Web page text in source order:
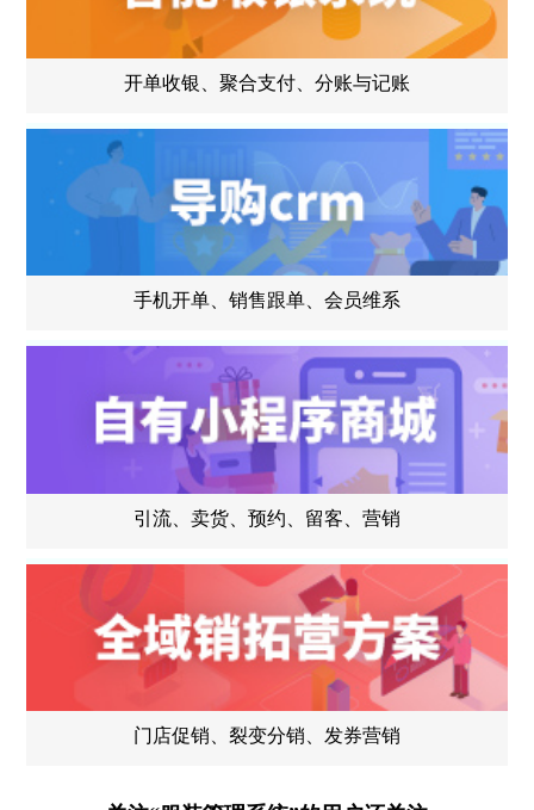
开单收银、聚合支付、分账与记账
手机开单、销售跟单、会员维系
引流、卖货、预约、留客、营销
门店促销、裂变分销、发券营销